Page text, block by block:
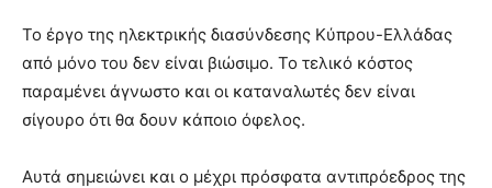
Το έργο της ηλεκτρικής διασύνδεσης Κύπρου-Ελλάδας
από μόνο του δεν είναι βιώσιμο. Το τελικό κόστος
παραμένει άγνωστο και οι καταναλωτές δεν είναι
σίγουρο ότι θα δουν κάποιο όφελος.
Αυτά σημειώνει και ο μέχρι πρόσφατα αντιπρόεδρος της